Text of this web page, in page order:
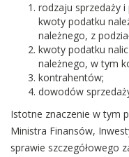
rodzaju sprzedaży
kwoty podatku
należnego, z
kwoty podatku
należnego, w tym
kontrahentów;
dowodów
Istotne znaczenie w tym
Ministra Finansów,
sprawie szczegółowego